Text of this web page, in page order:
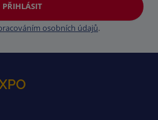
PŘIHLÁSIT
osobních údajů.